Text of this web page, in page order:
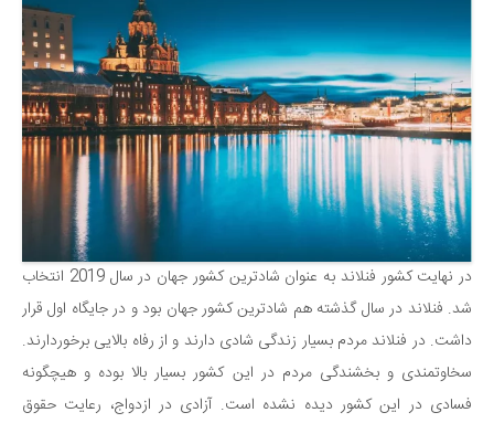
در نهایت کشور فنلاند به عنوان شادترین کشور جهان در سال 2019 انتخاب
شد. فنلاند در سال گذشته هم شادترین کشور جهان بود و در جایگاه اول قرار
داشت. در فنلاند مردم بسیار زندگی شادی دارند و از رفاه بالایی برخوردارند.
سخاوتمندی و بخشندگی مردم در این کشور بسیار بالا بوده و هیچگونه
فسادی در این کشور دیده نشده است. آزادی در ازدواج، رعایت حقوق